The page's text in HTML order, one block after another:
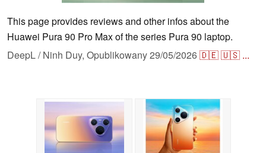
This page provides reviews and other infos about the
Huawei Pura 90 Pro Max of the series Pura 90 laptop.
DeepL / Ninh Duy, Opublikowany29/05/2026🇩🇪🇺🇸 ...